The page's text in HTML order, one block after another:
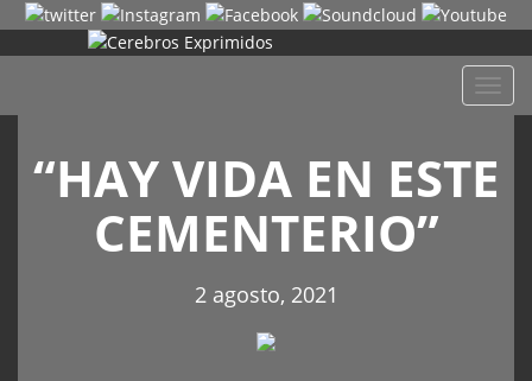
“HAY VIDA EN ESTE
CEMENTERIO”
2 agosto, 2021